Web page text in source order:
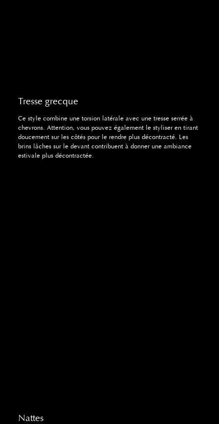
Tresse grecque
Ce style combine une torsion latérale avec une tresse serrée à
chevrons. Attention, vous pouvez également le styliser en tirant
doucement sur les côtés pour le rendre plus décontracté. Les
brins lâches sur le devant contribuent à donner une ambiance
estivale plus décontractée.
Nattes